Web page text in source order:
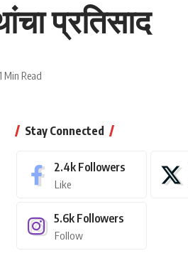
प्रतिसाद
1 Min Read
Stay Connected
2.4k Followers
Like
5.6k Followers
Follow